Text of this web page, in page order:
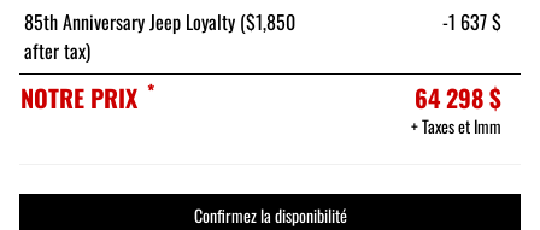
85th Anniversary Jeep Loyalty ($1,850
after tax)
-1 637 $
NOTRE PRIX * 64 298 $
+ Taxes et Imm
Confirmez la disponibilité